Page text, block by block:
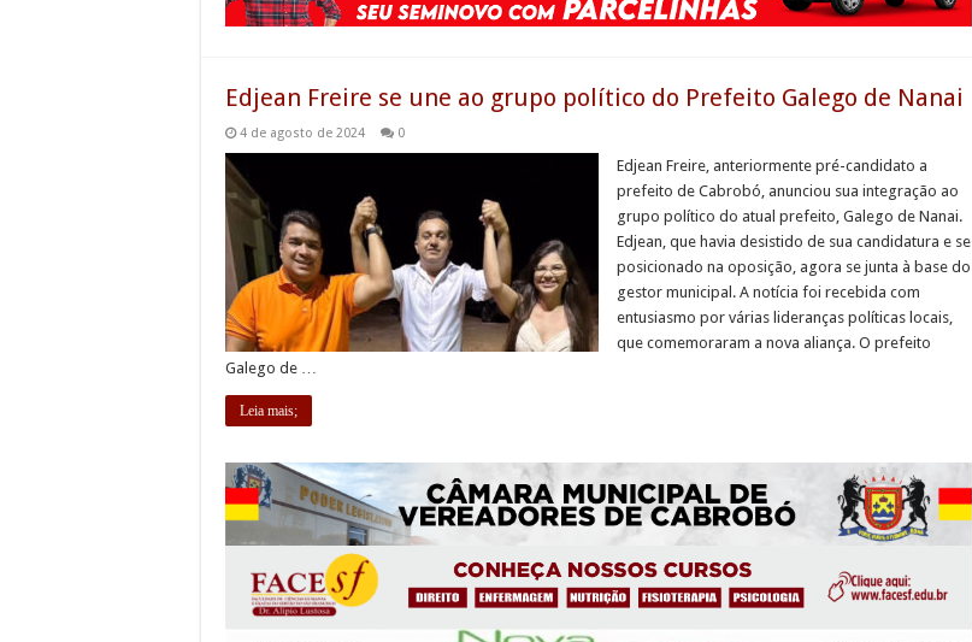
Edjean Freire se une ao grupo político do Prefeito Galego de Nanai
4 de agosto de 2024 0
Edjean Freire, anteriormente pré-candidato a
prefeito de Cabrobó, anunciou sua integração ao
grupo político do atual prefeito, Galego de Nanai.
Edjean, que havia desistido de sua candidatura e se
posicionado na oposição, agora se junta à base do
gestor municipal. A notícia foi recebida com
entusiasmo por várias lideranças políticas locais,
que comemoraram a nova aliança. O prefeito
Galego de …
Leia mais;